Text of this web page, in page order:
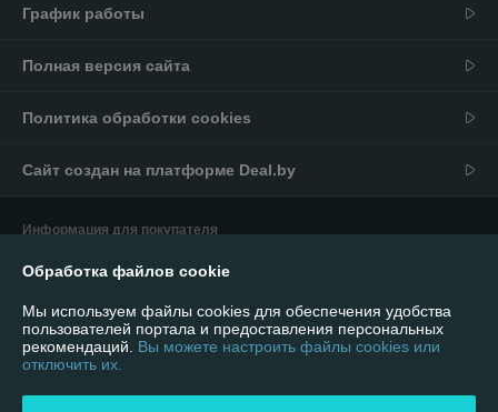
График работы
Полная версия сайта
Политика обработки cookies
Сайт создан на платформе Deal.by
Информация для покупателя
Юридическое лицо:ИП Андриевский Павел Николаевич
г. Минск, ул. Мельникайте 16/92
Регистрационный номер ЕГР: 590981901
УНП: 590981901
Обработка файлов cookie
Мы используем файлы cookies для обеспечения удобства
пользователей портала и предоставления персональных
рекомендаций. Вы можете настроить файлы cookies или
отключить их.